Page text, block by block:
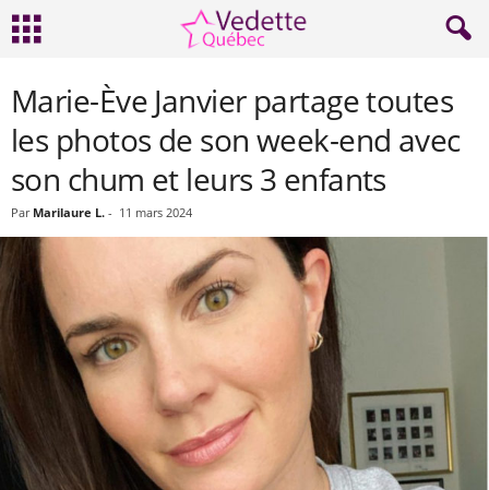
Marie-Ève Janvier partage toutes
les photos de son week-end avec
son chum et leurs 3 enfants
Par Marilaure L. - 11 mars 2024